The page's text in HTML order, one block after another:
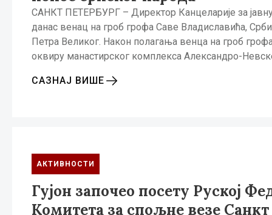
САНКТ ПЕТЕРБУРГ – Директор Канцеларије за
данас венац на гроб грофа Саве Владиславића,
Петра Великог. Након полагања венца на гроб
оквиру манастирског комплекса Александро-
САЗНАЈ ВИШЕ
АКТИВНОСТИ
Гујон започео посету Руској
Комитета за спољне везе